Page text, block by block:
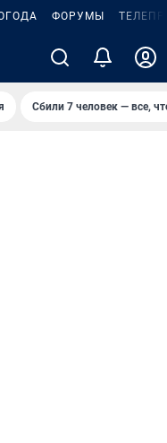
ФОРУМЫ
Сбили 7 человек — все,